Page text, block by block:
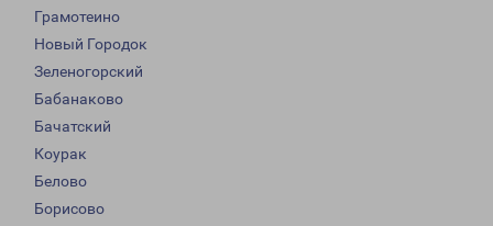
Грамотеино
Новый Городок
Зеленогорский
Бабанаково
Бачатский
Коурак
Белово
Борисово